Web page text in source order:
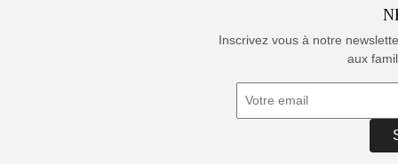
Inscrivez vous à notre
aux